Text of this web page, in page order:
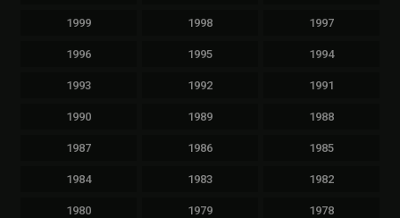
1999 1998 1997
1996 1995 1994
1993 1992 1991
1990 1989 1988
1987 1986 1985
1984 1983 1982
1980 1979 1978